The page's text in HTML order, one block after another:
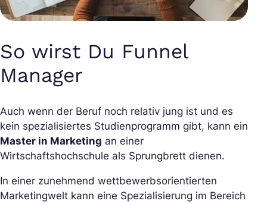
So wirst Du Funnel
Manager
Auch wenn der Beruf noch relativ jung ist und es
kein spezialisiertes Studienprogramm gibt, kann ein
Master in Marketing an einer
Wirtschaftshochschule als Sprungbrett dienen.
In einer zunehmend wettbewerbsorientierten
Marketingwelt kann eine Spezialisierung im Bereich